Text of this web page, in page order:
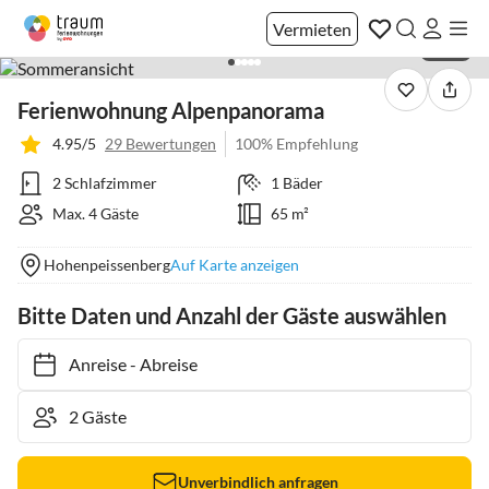
Vermieten
Ferienwohnung Alpenpanorama
4.95/5 29 Bewertungen 100% Empfehlung
2 Schlafzimmer
1 Bäder
Max. 4 Gäste
65 m²
HohenpeissenbergAuf Karte anzeigen
Bitte Daten und Anzahl der Gäste auswählen
Anreise- Abreise
Unverbindlich anfragen